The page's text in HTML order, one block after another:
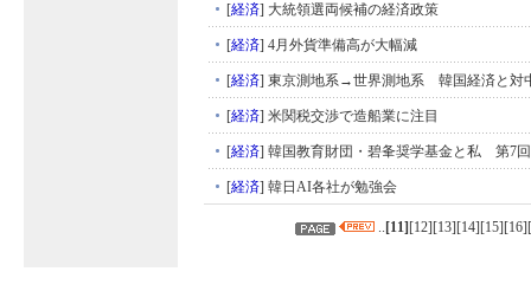
[経済] 大統領選両候補の経済政策
[経済] 4月外貨準備高が大幅減
[経済] 東京測地系→世界測地系 韓国経済と対
[経済] 米関税交渉で造船業に注目
[経済] 韓国教育財団・碧夆奨学基金と私 第7回
[経済] 韓日AI各社が勉強会
.. [11] [12][13][14][15][16][